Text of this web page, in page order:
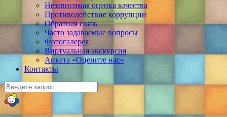
Независимая оценка качества
Противодействие коррупции
Обратная связь
Часто задаваемые вопросы
Фотогалерея
Виртуальная экскурсия
Анкета «Оцените нас»
Контакты